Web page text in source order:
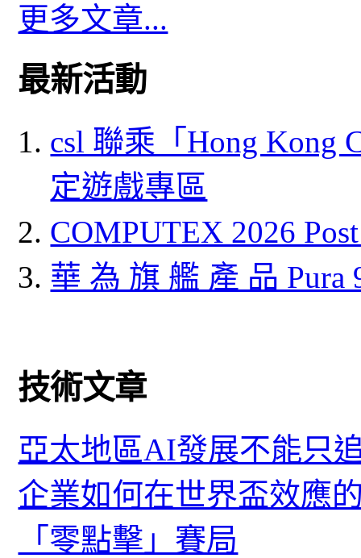
更多文章...
最新活動
csl 聯乘「Hong Kong
定遊戲專區
COMPUTEX 2026
華 為 旗 艦 產 品 Pura
技術文章
亞太地區AI發展不能只
企業如何在世界盃效應
「零點擊」賽局